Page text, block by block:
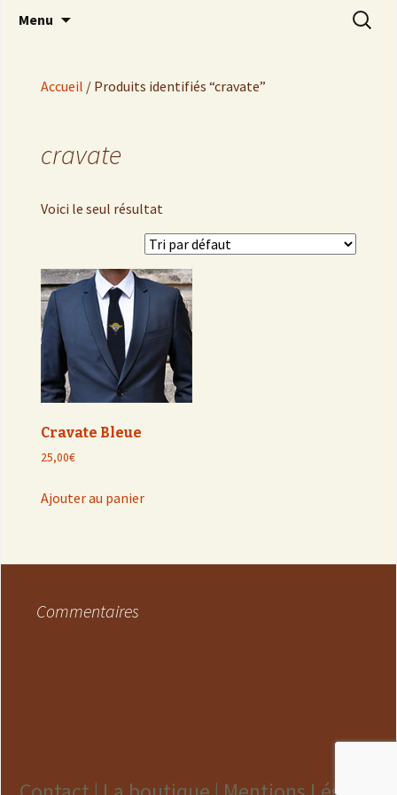
Amicale 14
Brave 14
Menu
Accueil / Produits identifiés “cravate”
cravate
Voici le seul résultat
Cravate Bleue
25,00€
Ajouter au panier
Commentaires